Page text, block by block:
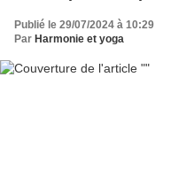
Publié le 29/07/2024 à 10:29
Par Harmonie et yoga